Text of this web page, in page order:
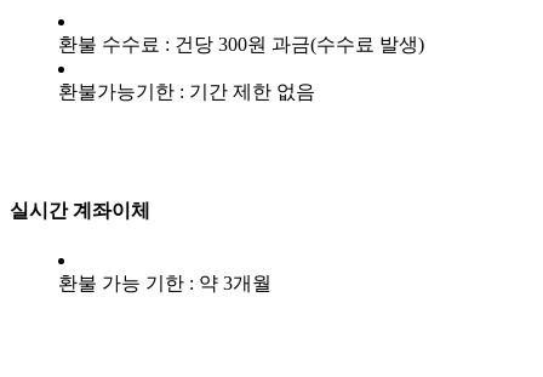
환불 수수료 : 건당 300원 과금(수수료 발생)
환불가능기한 : 기간 제한 없음
실시간 계좌이체
환불 가능 기한 : 약 3개월